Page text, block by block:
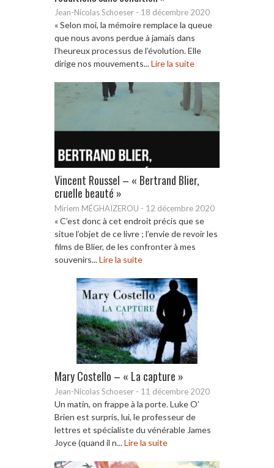
Jean-Nicolas Schoeser - 18 décembre 2020
« Selon moi, la mémoire remplace la queue
que nous avons perdue à jamais dans
l’heureux processus de l’évolution. Elle
dirige nos mouvements...Lire la suite
Vincent Roussel – « Bertrand Blier,
cruelle beauté »
Miriem MÉGHAÏZEROU - 12 décembre 2020
« C’est donc à cet endroit précis que se
situe l’objet de ce livre ; l’envie de revoir les
films de Blier, de les confronter à mes
souvenirs...Lire la suite
Mary Costello – « La capture »
Jean-Nicolas Schoeser - 11 décembre 2020
Un matin, on frappe à la porte. Luke O’
Brien est surpris, lui, le professeur de
lettres et spécialiste du vénérable James
Joyce (quand il n...Lire la suite